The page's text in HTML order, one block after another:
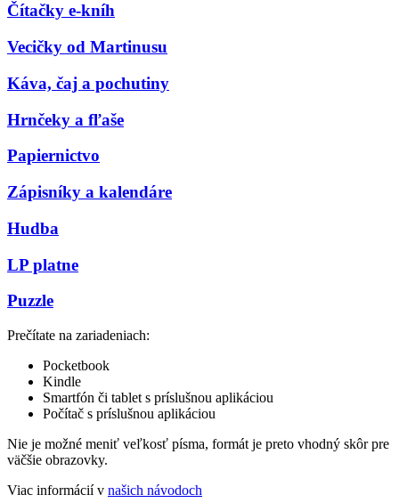
Čítačky e-kníh
Vecičky od Martinusu
Káva, čaj a pochutiny
Hrnčeky a fľaše
Papiernictvo
Zápisníky a kalendáre
Hudba
LP platne
Puzzle
Prečítate na zariadeniach:
Pocketbook
Kindle
Smartfón či tablet s príslušnou aplikáciou
Počítač s príslušnou aplikáciou
Nie je možné meniť veľkosť písma, formát je preto vhodný skôr pre
väčšie obrazovky.
Viac informácií v našich návodoch